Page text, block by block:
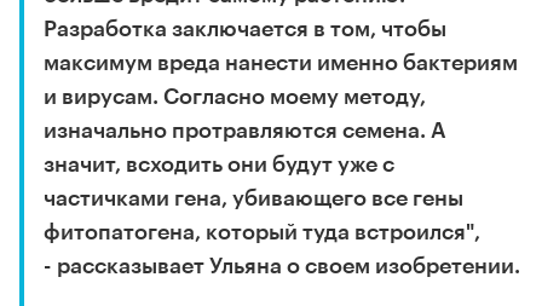
Разработка заключается в том, чтобы
максимум вреда нанести именно бактериям
и вирусам. Согласно моему методу,
изначально протравляются семена. А
значит, всходить они будут уже с
частичками гена, убивающего все гены
фитопатогена, который туда встроился",
- рассказывает Ульяна о своем изобретении.